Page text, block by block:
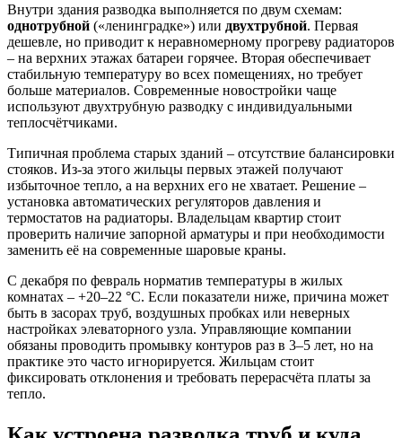
Внутри здания разводка выполняется по двум схемам:
однотрубной («ленинградке») или двухтрубной. Первая
дешевле, но приводит к неравномерному прогреву радиаторов
– на верхних этажах батареи горячее. Вторая обеспечивает
стабильную температуру во всех помещениях, но требует
больше материалов. Современные новостройки чаще
используют двухтрубную разводку с индивидуальными
теплосчётчиками.
Типичная проблема старых зданий – отсутствие балансировки
стояков. Из-за этого жильцы первых этажей получают
избыточное тепло, а на верхних его не хватает. Решение –
установка автоматических регуляторов давления и
термостатов на радиаторы. Владельцам квартир стоит
проверить наличие запорной арматуры и при необходимости
заменить её на современные шаровые краны.
С декабря по февраль норматив температуры в жилых
комнатах – +20–22 °C. Если показатели ниже, причина может
быть в засорах труб, воздушных пробках или неверных
настройках элеваторного узла. Управляющие компании
обязаны проводить промывку контуров раз в 3–5 лет, но на
практике это часто игнорируется. Жильцам стоит
фиксировать отклонения и требовать перерасчёта платы за
тепло.